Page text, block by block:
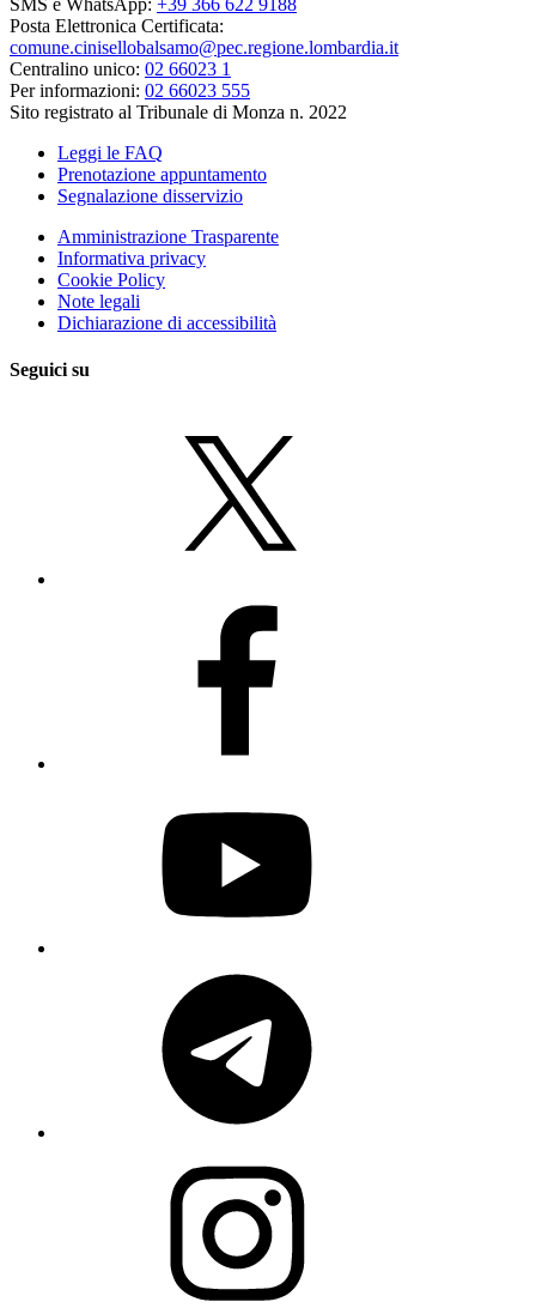
Posta Elettronica Certificata:
comune.cinisellobalsamo@pec.regione.lombardia.it
Centralino unico: 02 66023 1
Per informazioni: 02 66023 555
Sito registrato al Tribunale di Monza n. 2022
Leggi le FAQ
Prenotazione appuntamento
Segnalazione disservizio
Amministrazione Trasparente
Informativa privacy
Cookie Policy
Note legali
Dichiarazione di accessibilità
Seguici su